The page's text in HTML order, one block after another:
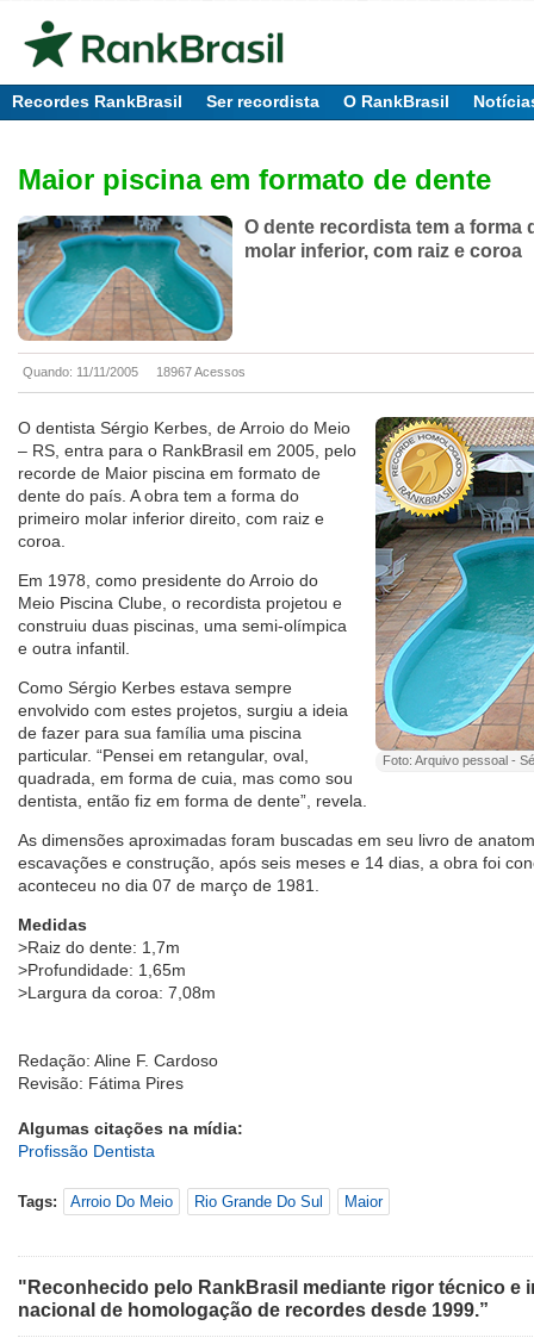
Recordes RankBrasil Ser recordista O RankBrasil
Maior piscina em formato de dente
O dente recordista tem a forma
molar inferior, com raiz e coroa
Quando: 11/11/2005 18967 Acessos
Foto: Arquivo pessoal -
O dentista Sérgio Kerbes, de Arroio do Meio
– RS, entra para o RankBrasil em 2005, pelo
recorde de Maior piscina em formato de
dente do país. A obra tem a forma do
primeiro molar inferior direito, com raiz e
coroa.
Em 1978, como presidente do Arroio do
Meio Piscina Clube, o recordista projetou e
construiu duas piscinas, uma semi-olímpica
e outra infantil.
Como Sérgio Kerbes estava sempre
envolvido com estes projetos, surgiu a ideia
de fazer para sua família uma piscina
particular. “Pensei em retangular, oval,
quadrada, em forma de cuia, mas como sou
dentista, então fiz em forma de dente”, revela.
As dimensões aproximadas foram buscadas em seu livro de
escavações e construção, após seis meses e 14 dias, a obra foi
aconteceu no dia 07 de março de 1981.
Medidas
>Raiz do dente: 1,7m
>Profundidade: 1,65m
>Largura da coroa: 7,08m
Redação: Aline F. Cardoso
Revisão: Fátima Pires
Algumas citações na mídia:
Profissão Dentista
Tags: Arroio Do Meio Rio Grande Do Sul Maior
"Reconhecido pelo RankBrasil mediante rigor técnico e
nacional de homologação de recordes desde 1999.”